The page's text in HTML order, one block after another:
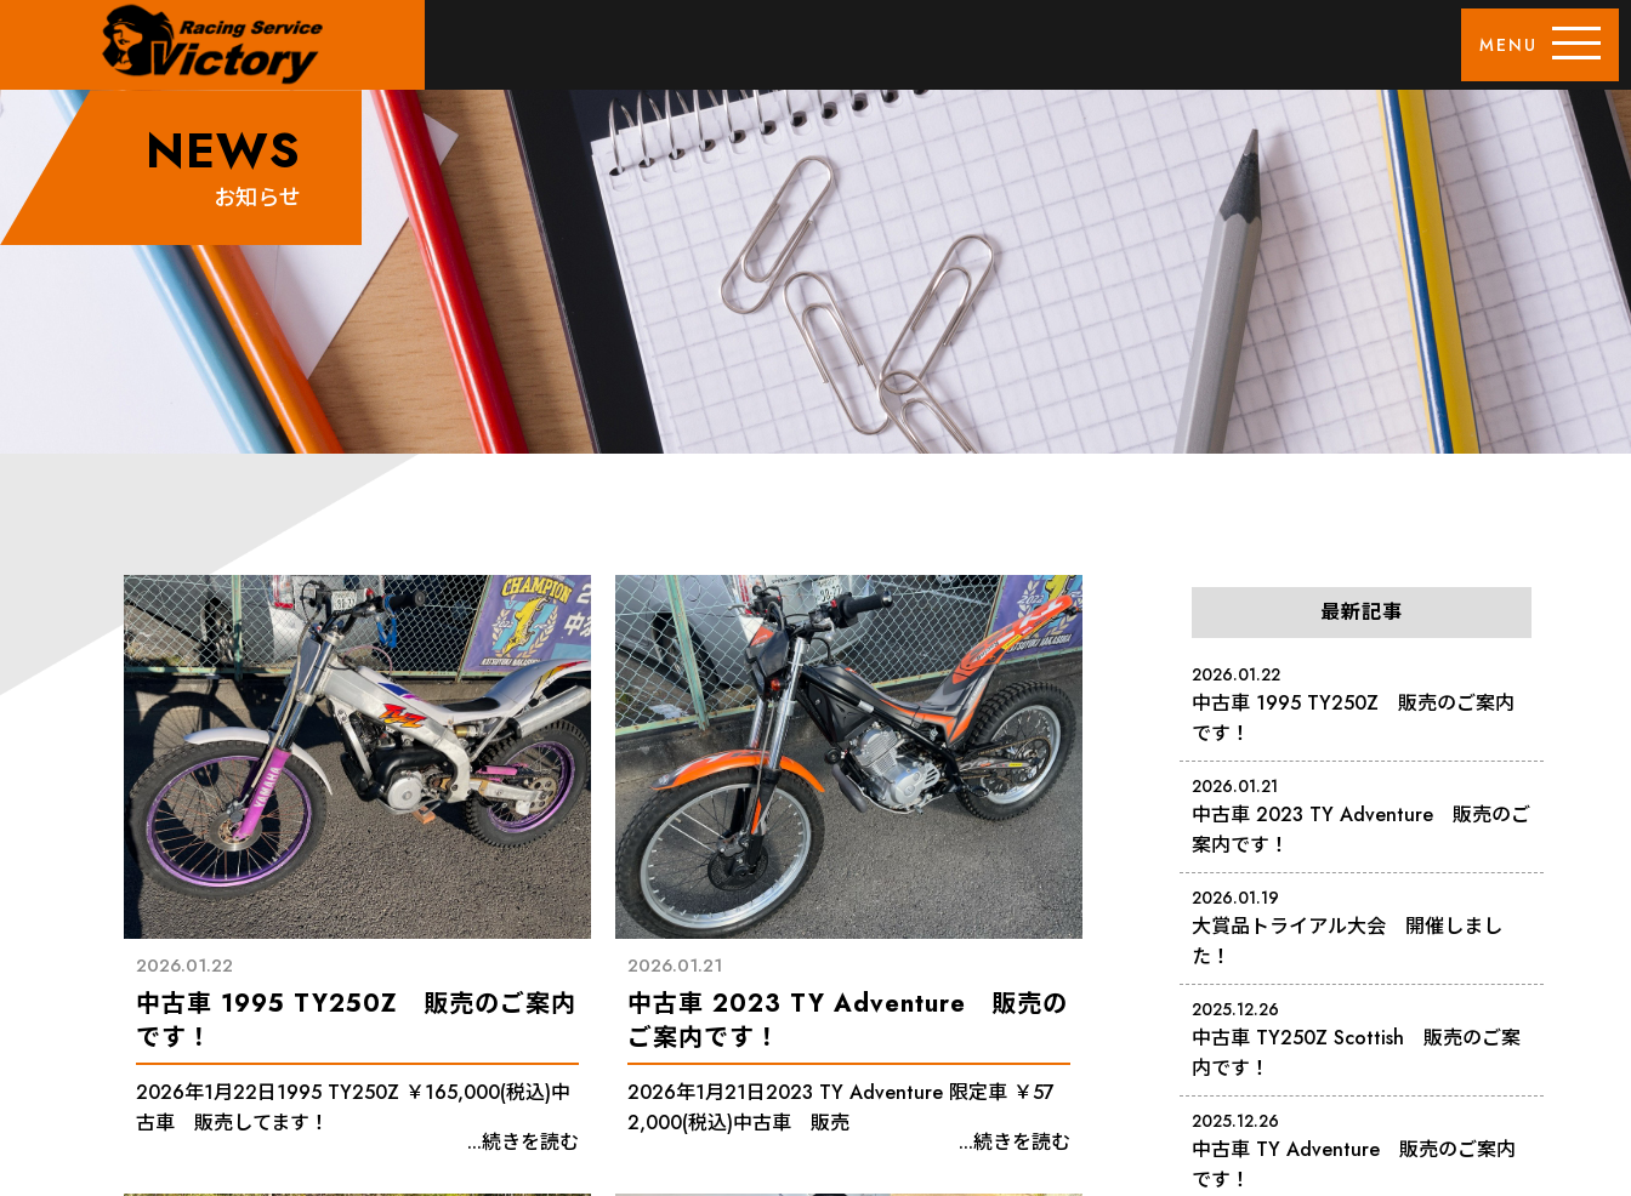
NEWS
お知らせ
2026.01.22
中古車 1995 TY250Z 販売のご案内
です！
2026年1月22日1995 TY250Z ￥165,000(税込)中
古車 販売してます！
...続きを読む
2026.01.21
中古車 2023 TY Adventure 販売の
ご案内です！
2026年1月21日2023 TY Adventure 限定車 ￥57
2,000(税込)中古車 販売
...続きを読む
最新記事
2026.01.22
中古車 1995 TY250Z 販売のご案内
です！
2026.01.21
中古車 2023 TY Adventure 販売のご
案内です！
2026.01.19
大賞品トライアル大会 開催しまし
た！
2025.12.26
中古車 TY250Z Scottish 販売のご案
内です！
2025.12.26
中古車 TY Adventure 販売のご案内
です！